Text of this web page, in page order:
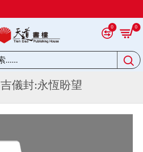
0 0
吉儀封:永恆盼望